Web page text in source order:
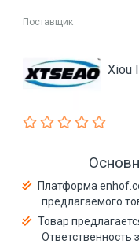
Поставщик
Xiou
Платформа
предлагаемого
Товар
Ответственность